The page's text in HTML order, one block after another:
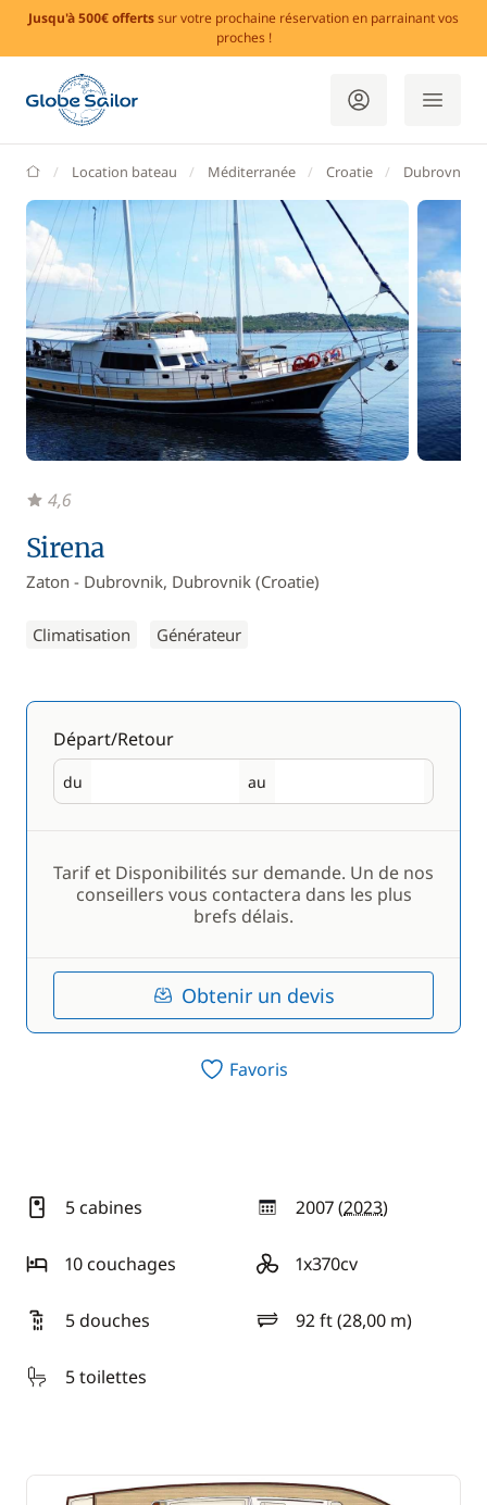
Jusqu'à 500€ offertssur votre prochaine réservation en parrainant vos
proches !
GlobeSailor
Location bateau Méditerranée Croatie Dubrovnik
Sirena
Zaton - Dubrovnik, Dubrovnik (Croatie)
Climatisation Générateur
4,6
Départ/Retour
du
Départ au
Retour
Tarif et Disponibilités sur demande. Un de nos
conseillers vous contactera dans les plus
brefs délais.
Obtenir un devis
Favoris
5 cabines 2007 (2023)
année
10 couchages
1x370cv
motorisation
5 douches
92 ft (28,00 m)
longueur
5 toilettes